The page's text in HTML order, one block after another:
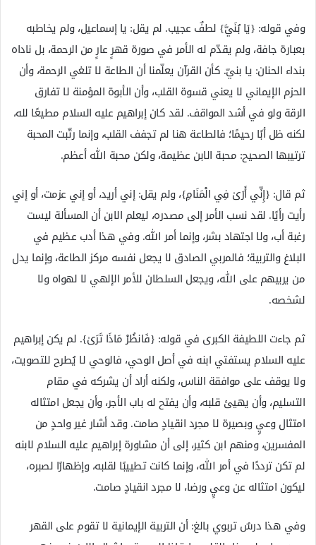
وفي قوله: {يَا بُنَيَّ} لطفٌ عجيب. لم يقل: يا إسماعيل، ولم يخاطبه
بعبارة جافة، ولم يقدّم له الأمر في صورة قهرٍ عارٍ من الرحمة، بل ناداه
بنداء الحنان: يا بنيّ. كأن القرآن يعلّمنا أن الطاعة لا تلغي الرحمة، وأن
الحزم الإيماني لا يعني قسوة القلب، وأن الأبوة المؤمنة لا تفارق
الرقة ولو في أشد المواقف. لقد كان إبراهيم عليه السلام مطيعًا لله،
لكنه ظل أبًا رحيمًا؛ فالطاعة هنا لم تجفف القلب، وإنما رتّبت المحبة
ترتيبها الصحيح: محبة الابن عظيمة، ولكن محبة الله أعظم.
ثم قال: {إِنِّي أَرَىٰ فِي الْمَنَامِ}، ولم يقل: إني أريد، أو إني عزمت، أو إني
رأيت رأيًا. لقد نسب الأمر إلى مصدره، ليعلم الابن أن المسألة ليست
رغبة أب، ولا اجتهاد بشر، وإنما أمر الله. وفي هذا أدب عظيم في
البلاغ والتربية؛ فالمربي الصادق لا يجعل نفسه مركز الطاعة، وإنما يدل
من يربيهم على الله، ويجعل السلطان للأمر الإلهي لا لهواه ولا
لشخصه.
ثم جاءت اللطيفة الكبرى في قوله: {فَانظُرْ مَاذَا تَرَىٰ}. لم يكن إبراهيم
عليه السلام يستفتي ابنه في أصل الوحي، فالوحي لا يُطرح للتصويت،
ولا يوقف على موافقة الناس، ولكنه أراد أن يشركه في مقام
التسليم، وأن يهيئ قلبه، وأن يفتح له باب الأجر، وأن يجعل امتثاله
امتثال وعيٍ وبصيرة لا مجرد انقيادٍ صامت. وقد أشار غير واحدٍ من
المفسرين، ومنهم ابن كثير، إلى أن مشاورة إبراهيم عليه السلام لابنه
لم تكن ترددًا في أمر الله، وإنما كانت تطييبًا لقلبه، وإظهارًا لصبره،
ليكون امتثاله عن وعيٍ ورضا، لا مجرد انقيادٍ صامت.
وفي هذا درسٌ تربوي بالغ: أن التربية الإيمانية لا تقوم على القهر